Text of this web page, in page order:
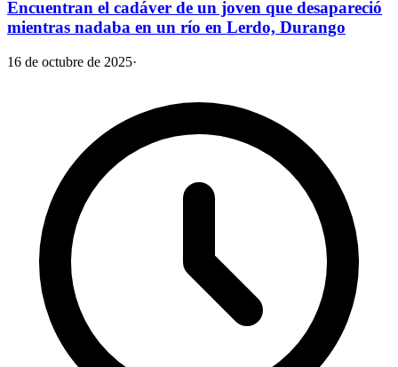
Encuentran el cadáver de un joven que desapareció
mientras nadaba en un río en Lerdo, Durango
16 de octubre de 2025·